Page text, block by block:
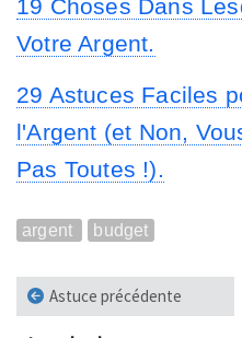
19 Choses Dans
Votre Argent.
29 Astuces Faciles
l'Argent (et Non,
Pas Toutes !).
argent budget
Astuce précédente